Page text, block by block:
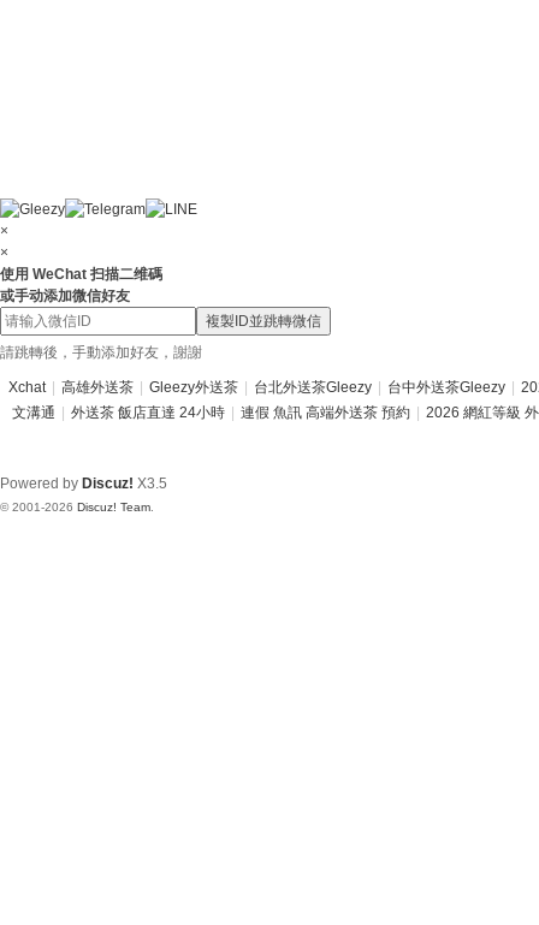
×
×
使用 WeChat 扫描二维碼
或手动添加微信好友
複製ID並跳轉微信
請跳轉後，手動添加好友，謝謝
Xchat 高雄外送茶 Gleezy外送茶 台北外送茶Gleezy 台中外送茶Gleezy
文溝通
外送茶 飯店直達 24小時 連假 魚訊 高端外送茶 預約 2026 網紅等級
Powered by Discuz! X3.5
© 2001-2026 Discuz! Team